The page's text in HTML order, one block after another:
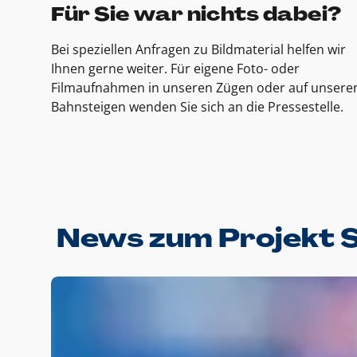
Für Sie war nichts dabei?
Bei speziellen Anfragen zu Bildmaterial helfen wir
Ihnen gerne weiter. Für eigene Foto- oder
Filmaufnahmen in unseren Zügen oder auf
Bahnsteigen wenden Sie sich an die Pressestelle.
News zum Projekt